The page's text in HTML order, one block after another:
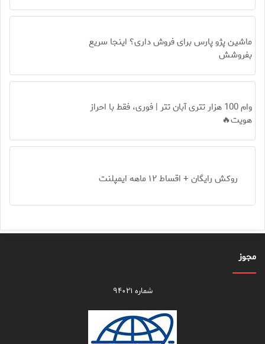
ماشین پژو پارس برای فروش داری؟ اینجا سریع
بفروشش
وام 100 هزار تتری آبان تتر | فوری، فقط با احراز
هویت🔥
روکش رایگان + اقساط ۱۲ ماهه ایمپلنت
مجوز
شماره ۹۴۰۲۱